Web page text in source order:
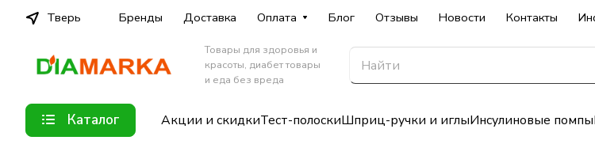
Тверь Бренды Доставка Оплата Блог Отзывы Новости Контакты
Товары для здоровья и
красоты, диабет товары
и еда без вреда
Каталог Акции и скидкиТест-полоскиШприц-ручки и иглыИнсулиновые помпы